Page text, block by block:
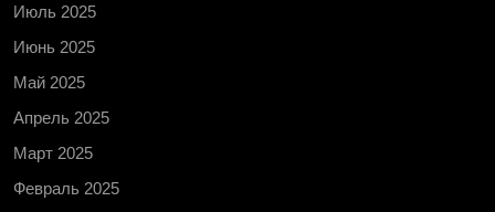
Июль 2025
Июнь 2025
Май 2025
Апрель 2025
Март 2025
Февраль 2025